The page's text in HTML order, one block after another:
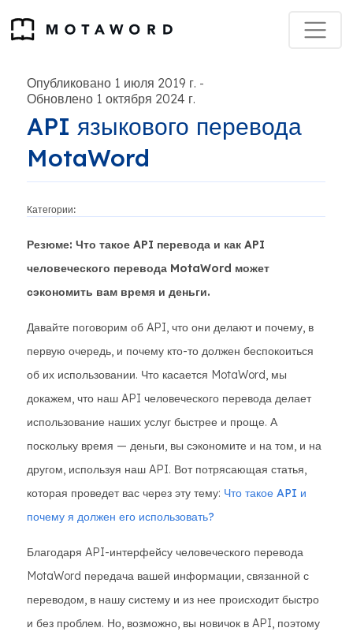
Опубликовано 1 июля 2019 г. -
Обновлено 1 октября 2024 г.
API языкового перевода
MotaWord
Категории:
Резюме: Что такое API перевода и как API
человеческого перевода MotaWord может
сэкономить вам время и деньги.
Давайте поговорим об API, что они делают и почему, в
первую очередь, и почему кто-то должен беспокоиться
об их использовании. Что касается MotaWord, мы
докажем, что наш API человеческого перевода делает
использование наших услуг быстрее и проще. А
поскольку время — деньги, вы сэкономите и на том, и на
другом, используя наш API. Вот потрясающая статья,
которая проведет вас через эту тему: Что такое API и
почему я должен его использовать?
Благодаря API-интерфейсу человеческого перевода
MotaWord передача вашей информации, связанной с
переводом, в нашу систему и из нее происходит быстро
и без проблем. Но, возможно, вы новичок в API, поэтому